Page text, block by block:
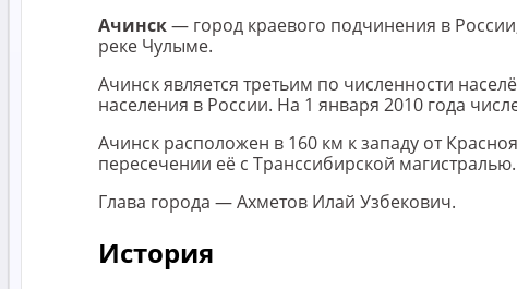
Ачинск— город краевого подчинения в
реке Чулыме.
Ачинск является третьим по численности
населения в России. На 1 января 2010 года
Ачинск расположен в 160 км к западу от
пересечении её с Транссибирской
Глава города — Ахметов Илай Узбекович.
История